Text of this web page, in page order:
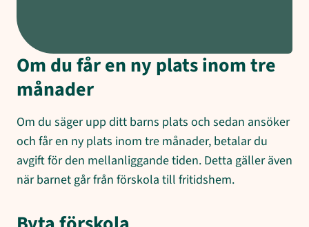
Om du får en ny plats inom tre
månader
Om du säger upp ditt barns plats och sedan ansöker
och får en ny plats inom tre månader, betalar du
avgift för den mellanliggande tiden. Detta gäller även
när barnet går från förskola till fritidshem.